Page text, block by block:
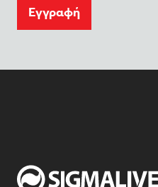
Eγγραφή